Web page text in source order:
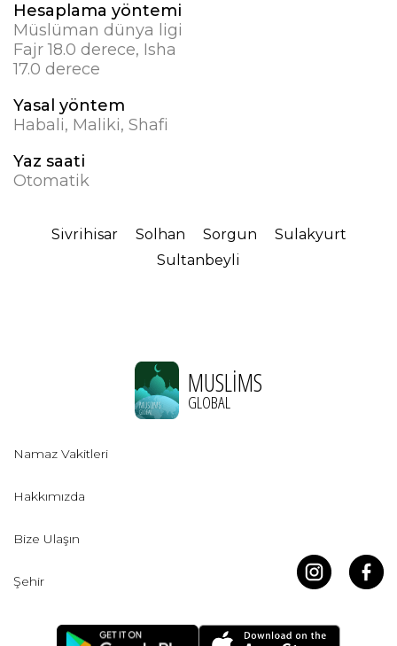
Hesaplama yöntemi
Müslüman dünya ligi
Fajr 18.0 derece, Isha
17.0 derece
Yasal yöntem
Habali, Maliki, Shafi
Yaz saati
Otomatik
Sivrihisar Solhan Sorgun
Sulakyurt
Sultanbeyli
MUSLIMS
GLOBAL
Namaz Vakitleri
Hakkımızda
Bize Ulaşın
Şehir